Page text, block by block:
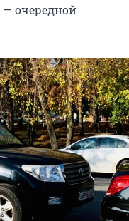
— очередной